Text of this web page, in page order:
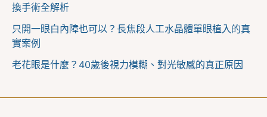
換手術全解析
只開一眼白內障也可以？長焦段人工水晶體單眼植入的真
實案例
老花眼是什麼？40歲後視力模糊、對光敏感的真正原因